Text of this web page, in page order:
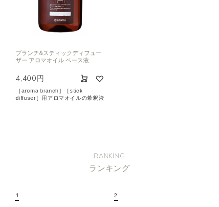
ブランチ&スティックディフュー
ザー アロマオイル ベース液
4,400円
［aroma branch］［stick
diffuser］用アロマオイルの希釈液
RANKING
ランキング